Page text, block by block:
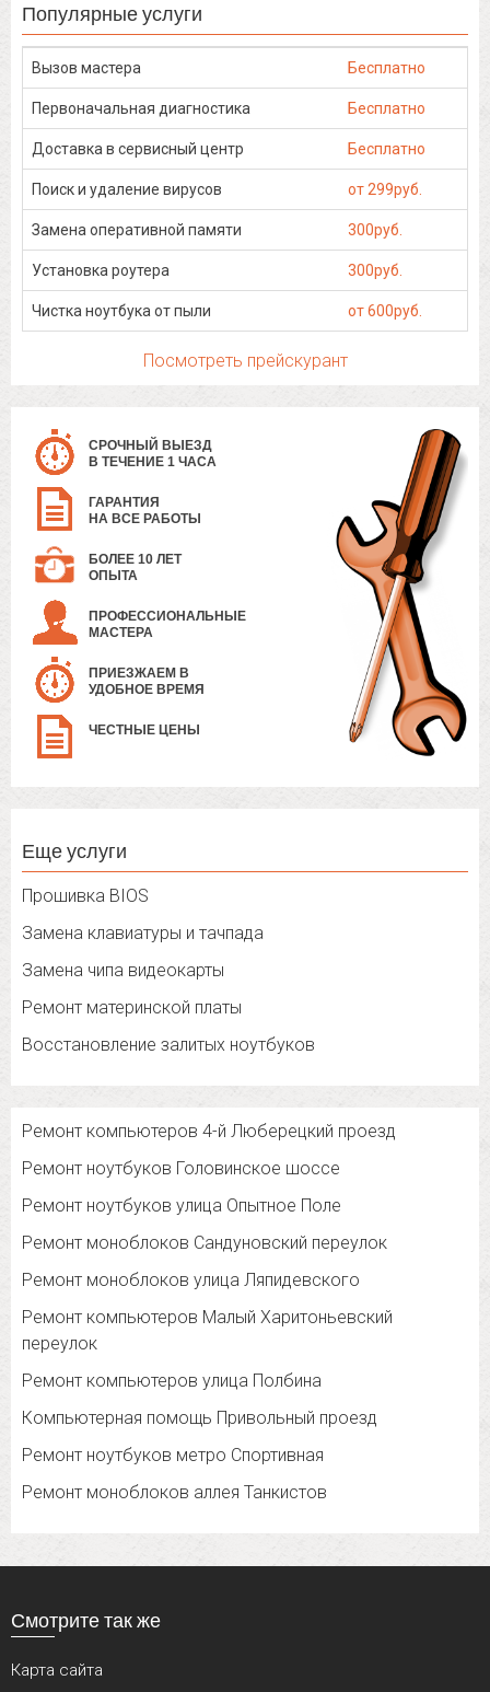
Популярные услуги
Вызов мастера Бесплатно
Первоначальная диагностика Бесплатно
Доставка в сервисный центр Бесплатно
Поиск и удаление вирусов от 299руб.
Замена оперативной памяти 300руб.
Установка роутера 300руб.
Чистка ноутбука от пыли от 600руб.
Посмотреть прейскурант
СРОЧНЫЙ ВЫЕЗД
В ТЕЧЕНИЕ 1 ЧАСА
ГАРАНТИЯ
НА ВСЕ РАБОТЫ
БОЛЕЕ 10 ЛЕТ
ОПЫТА
ПРОФЕССИОНАЛЬНЫЕ
МАСТЕРА
ПРИЕЗЖАЕМ В
УДОБНОЕ ВРЕМЯ
ЧЕСТНЫЕ ЦЕНЫ
Еще услуги
Прошивка BIOS
Замена клавиатуры и тачпада
Замена чипа видеокарты
Ремонт материнской платы
Восстановление залитых ноутбуков
Ремонт компьютеров 4-й Люберецкий проезд
Ремонт ноутбуков Головинское шоссе
Ремонт ноутбуков улица Опытное Поле
Ремонт моноблоков Сандуновский переулок
Ремонт моноблоков улица Ляпидевского
Ремонт компьютеров Малый Харитоньевский
переулок
Ремонт компьютеров улица Полбина
Компьютерная помощь Привольный проезд
Ремонт ноутбуков метро Спортивная
Ремонт моноблоков аллея Танкистов
Смотрите так же
Карта сайта